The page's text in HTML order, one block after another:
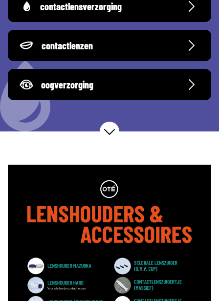
contactlensverzorging
contactlenzen
oogverzorging